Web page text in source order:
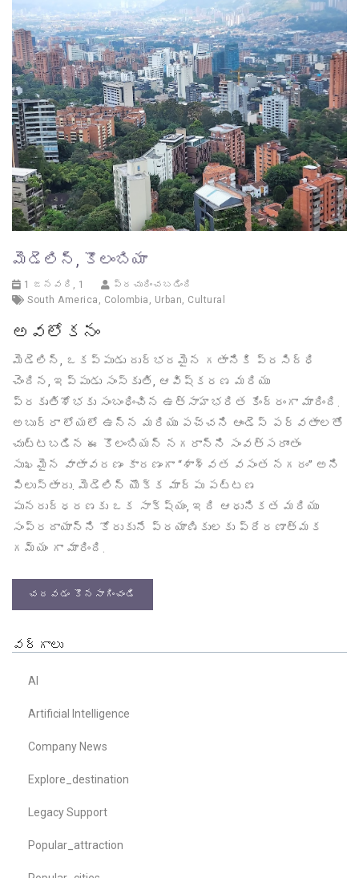
మెడెలిన్, కొలంబియా
1 జనవరి, 1
ప్రచురించబడింది
South America
Colombia Urban Cultural
అవలోకనం
మెడెలిన్, ఒకప్పుడు దుర్భరమైన గతానికి ప్రసిద్ధి
చెందిన, ఇప్పుడు సంస్కృతి, ఆవిష్కరణ మరియు
ప్రకృతిశోభకు సంబంధించిన ఉత్సాహభరిత కేంద్రంగా మారింది.
అబుర్రా లోయలో ఉన్న మరియు పచ్చని ఆండెస్ పర్వతాలతో
చుట్టబడిన ఈ కొలంబియన్ నగరాన్ని సంవత్సరాంతం
సుఖమైన వాతావరణం కారణంగా “శాశ్వత వసంత నగరం” అని
పిలుస్తారు. మెడెలిన్ యొక్క మార్పు పట్టణ
పునరుద్ధరణకు ఒక సాక్ష్యం, ఇది ఆధునికత మరియు
సంప్రదాయాన్ని కోరుకునే ప్రయాణికులకు ప్రేరణాత్మక
గమ్యం గా మారింది.
చదవడం కొనసాగించండి
వర్గాలు
AI
Artificial Intelligence
Company News
Explore_destination
Legacy Support
Popular_attraction